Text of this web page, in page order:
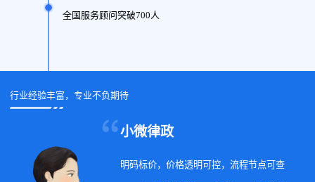
全国服务顾问突破700人
行业经验丰富，专业不负期待
小微律政
明码标价，价格透明可控，流程节点可查